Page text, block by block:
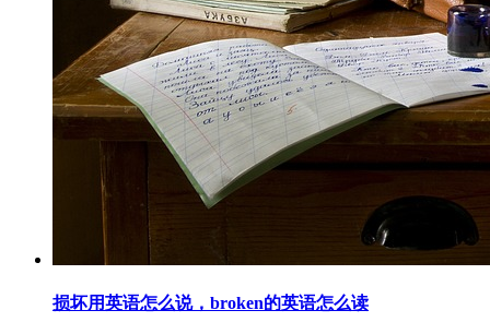
损坏用英语怎么说，broken的英语怎么读